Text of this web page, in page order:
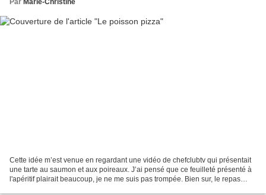
Par Marie-Christine
Cette idée m’est venue en regardant une vidéo de chefclubtv qui présentait
une tarte au saumon et aux poireaux. J’ai pensé que ce feuilleté présenté à
l'apéritif plairait beaucoup, je ne me suis pas trompée. Bien sur, le repas